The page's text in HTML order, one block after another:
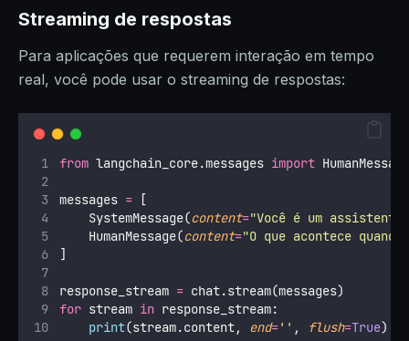
Streaming de respostas
Para aplicações que requerem interação em tempo
real, você pode usar o streaming de respostas:
from langchain_core.messages import
messages = [
    SystemMessage(
content="Você é um
    HumanMessage(
content="O que acontece
]
response_stream = chat.stream(messages)
for stream in response_stream:
print(stream.content, end='' , flush=True)